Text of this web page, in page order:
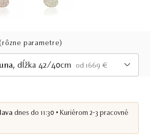
parametre)
, dĺžka 42/40cm
od 1669 €
dnes do 11:30 • Kuriérom 2-3 pracovné